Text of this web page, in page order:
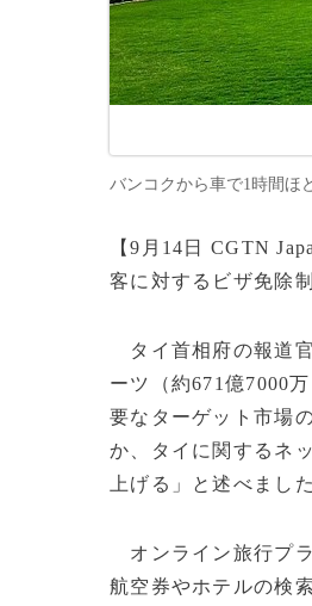
バンコクから車で1時間ほ
【9月14日 CGTN
客に対するビザ免除
タイ首相府の報道
ーツ（約671億7000
要なターゲット市場
か、タイに関するネ
上げる」と述べました
オンライン旅行プ
航空券やホテルの検